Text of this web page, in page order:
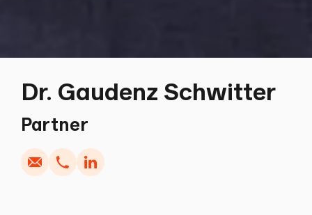
Dr. Gaudenz Schwitter
Partner
Anrufen